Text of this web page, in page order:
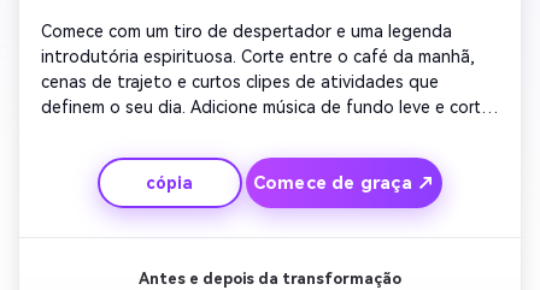
Comece com um tiro de despertador e uma legenda
introdutória espirituosa. Corte entre o café da manhã,
cenas de trajeto e curtos clipes de atividades que
definem o seu dia. Adicione música de fundo leve e cortes
momentos reais – calmos e caóticos – para mantê-los
relacionáveis. Termine com uma linha de reflexão ou uma
saída engraçada.
cópia Comece de graça ↗
Antes e depois da transformação